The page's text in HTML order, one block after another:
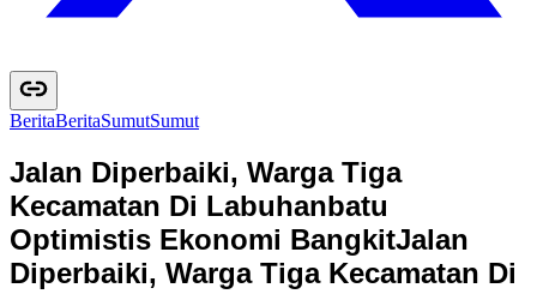
BeritaBeritaSumutSumut
Jalan Diperbaiki, Warga Tiga
Kecamatan Di Labuhanbatu
Optimistis Ekonomi BangkitJalan
Diperbaiki, Warga Tiga Kecamatan Di